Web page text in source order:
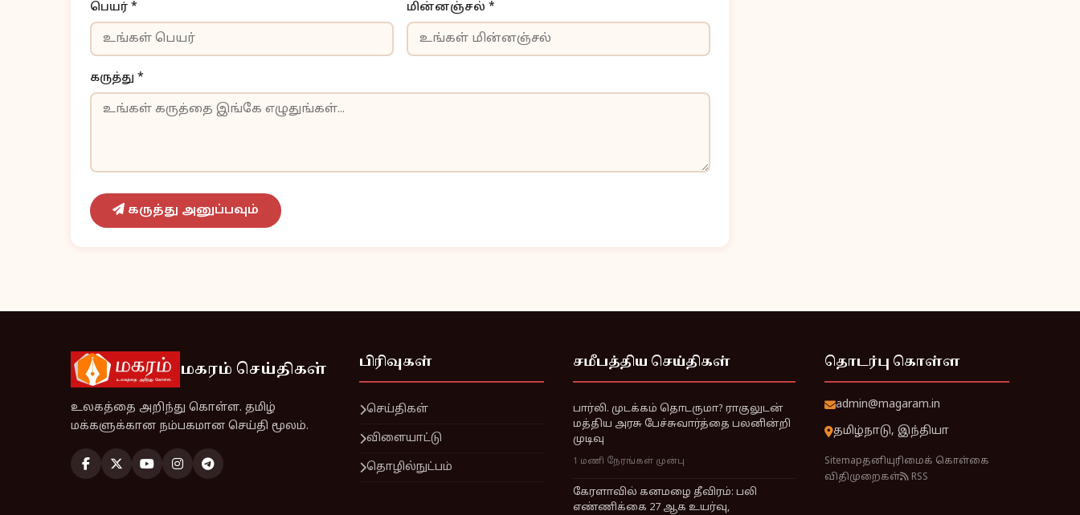
பெயர் * மின்னஞ்சல் *
கருத்து *
கருத்து அனுப்பவும்
மகரம் செய்திகள்
உலகத்தை அறிந்து கொள்ள. தமிழ்
மக்களுக்கான நம்பகமான செய்தி மூலம்.
பிரிவுகள்
செய்திகள்
விளையாட்டு
தொழில்நுட்பம்
சமீபத்திய செய்திகள்
பார்லி. முடக்கம் தொடருமா? ராகுலுடன்
மத்திய அரசு பேச்சுவார்த்தை பலனின்றி
முடிவு
1 மணி நேரங்கள் முன்பு
கேரளாவில் கனமழை தீவிரம்: பலி
எண்ணிக்கை 27 ஆக உயர்வு,
தொடர்பு கொள்ள
admin@magaram.in
தமிழ்நாடு, இந்தியா
Sitemapதனியுரிமைக் கொள்கை
விதிமுறைகள்
RSS